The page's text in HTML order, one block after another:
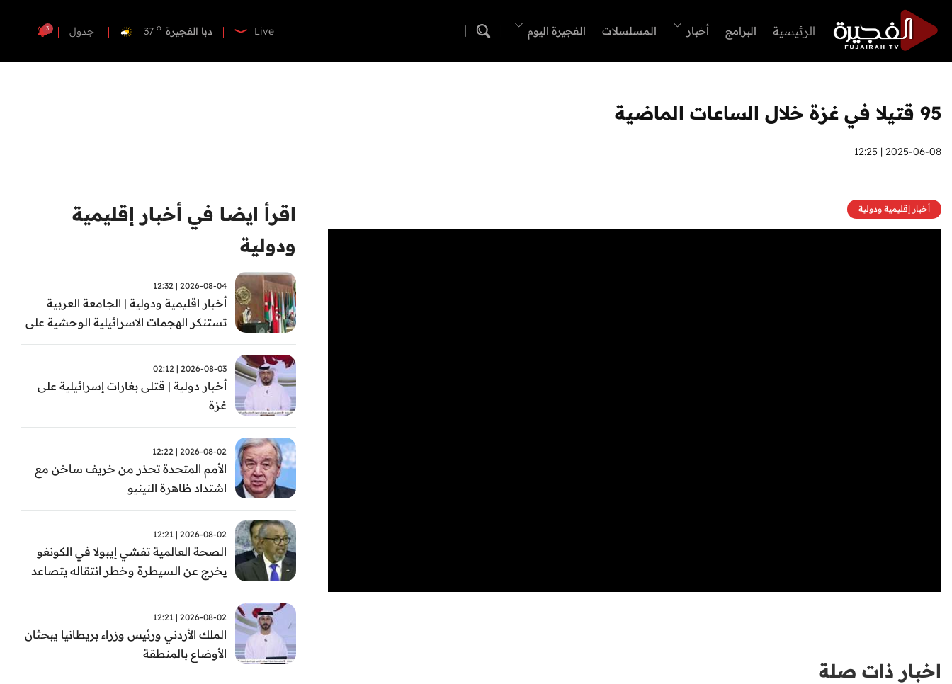
الرئيسية البرامج أخبار المسلسلات الفجيرة اليوم Live دبا الفجيرة 37 o جدول 3
95 قتيلا في غزة خلال الساعات الماضية
2025-06-08 | 12:25
أخبار إقليمية ودولية
اخبار ذات صلة
اقرأ ايضا في أخبار إقليمية
ودولية
2026-08-04 | 12:32
أخبار اقليمية ودولية | الجامعة العربية
تستنكر الهجمات الاسرائيلية الوحشية على
قطاع غزة
2026-08-03 | 02:12
أخبار دولية | قتلى بغارات إسرائيلية على
غزة
2026-08-02 | 12:22
الأمم المتحدة تحذر من خريف ساخن مع
اشتداد ظاهرة النينيو
2026-08-02 | 12:21
الصحة العالمية تفشي إيبولا في الكونغو
يخرج عن السيطرة وخطر انتقاله يتصاعد
2026-08-02 | 12:21
الملك الأردني ورئيس وزراء بريطانيا يبحثان
الأوضاع بالمنطقة